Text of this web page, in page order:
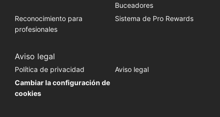
Buceadores
Reconocimiento para
profesionales
Sistema de Pro Rewards
Aviso legal
Política de privacidad
Aviso legal
Cambiar la configuración de
cookies